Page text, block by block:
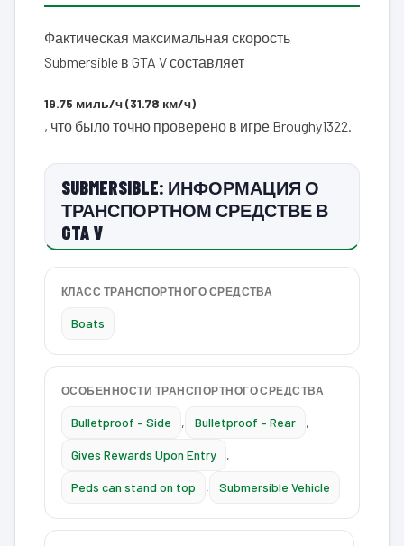
Фактическая максимальная скорость
Submersible в GTA V составляет
19.75 миль/ч (31.78 км/ч)
, что было точно проверено в игре Broughy1322.
SUBMERSIBLE: ИНФОРМАЦИЯ О
ТРАНСПОРТНОМ СРЕДСТВЕ В
GTA V
КЛАСС ТРАНСПОРТНОГО СРЕДСТВА
Boats
ОСОБЕННОСТИ ТРАНСПОРТНОГО СРЕДСТВА
Bulletproof – Side , Bulletproof – Rear ,
Gives Rewards Upon Entry ,
Peds can stand on top , Submersible Vehicle